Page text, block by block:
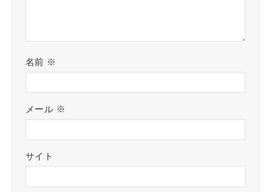
名前 ※
メール ※
サイト